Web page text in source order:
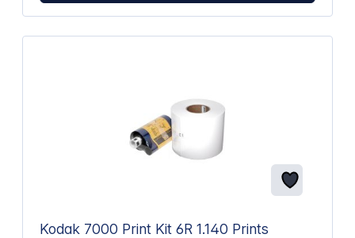
Kodak 7000 Print Kit 6R 1.140 Prints